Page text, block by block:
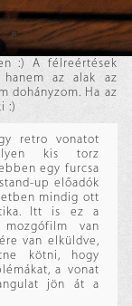
:) A félreértések
az alak az
dohányzom. Ha az
:)
retro vonatot
ilyen kis torz
egy furcsa
up előadók
mindig ott
Itt is ez a
van
van elküldve,
kötni, hogy
a vonat
jön át a